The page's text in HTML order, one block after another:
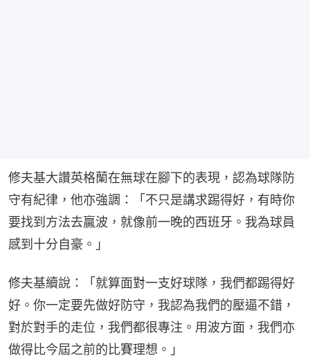
修夫基大讚英格蘭在無球在腳下的表現，認為球隊防
守有紀律，他亦強調：「不只是講求踢得好，有時你
要找到方法去贏波，就像前一晚的西班牙。我為球員
感到十分自豪。」
修夫基續說：「就算面對一支好球隊，我們都踢得好
好。你一定要先做好防守，我認為我們的壓逼不錯，
對於對手的走位，我們都很專注。用波方面，我們亦
做得比今屆之前的比賽理想。」